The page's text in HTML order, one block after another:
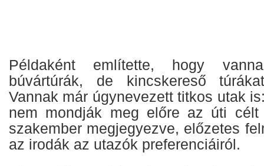
Példaként említette, hogy
búvártúrák, de kincskereső
Vannak már úgynevezett titkos utak
nem mondják meg előre az úti
szakember megjegyezve, előzetes
az irodák az utazók preferenciáiról.